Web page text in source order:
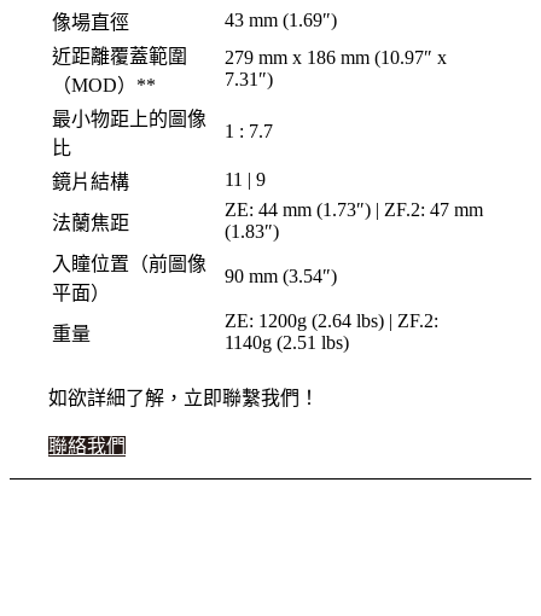
像場直徑
43 mm (1.69″)
近距離覆蓋範圍
（MOD）**
279 mm x 186 mm (10.97″ x
7.31″)
最小物距上的圖像
比
1 : 7.7
鏡片結構 11 | 9
法蘭焦距
ZE: 44 mm (1.73″) | ZF.2: 47 mm
(1.83″)
入瞳位置（前圖像
平面）
90 mm (3.54″)
重量
ZE: 1200g (2.64 lbs) | ZF.2:
1140g (2.51 lbs)
如欲詳細了解，立即聯繫我們！
聯絡我們